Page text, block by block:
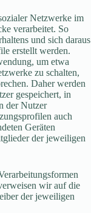
Netzwerke im
verarbeitet. So
und sich daraus
erstellt werden.
um etwa
zu schalten,
Daher werden
gespeichert, in
der Nutzer
auch
Geräten
der jeweiligen
wir auf die
der jeweiligen